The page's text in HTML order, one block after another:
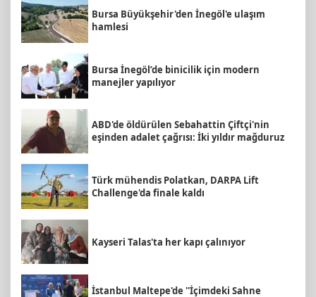
Bursa Büyükşehir'den İnegöl'e ulaşım
hamlesi
Bursa İnegöl’de binicilik için modern
manejler yapılıyor
ABD'de öldürülen Sebahattin Çiftçi'nin
eşinden adalet çağrısı: İki yıldır mağduruz
Türk mühendis Polatkan, DARPA Lift
Challenge'da finale kaldı
Kayseri Talas'ta her kapı çalınıyor
İstanbul Maltepe'de ''İçimdeki Sahne